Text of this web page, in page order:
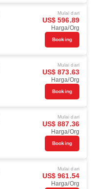
Mulai dari
US$ 596.89
Harga/Org
Booking
Mulai dari
US$ 873.63
Harga/Org
Booking
Mulai dari
US$ 887.36
Harga/Org
Booking
Mulai dari
US$ 961.54
Harga/Org